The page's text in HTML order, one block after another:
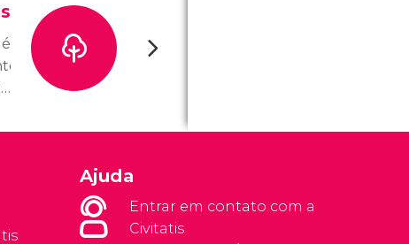
Ajuda
Entrar em contato com a
Civitatis